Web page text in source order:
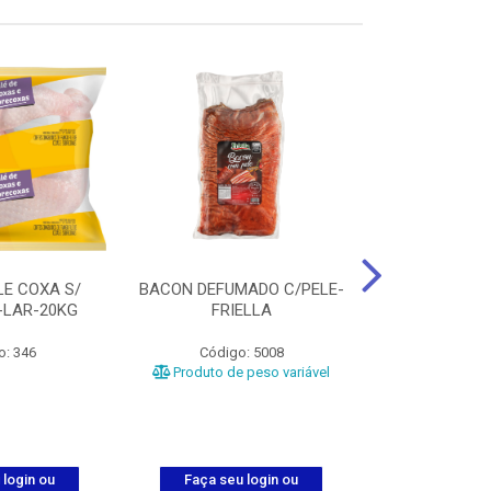
COXA S/
20KG
346
login ou
BACON DEFUMADO C/PELE-
FRIELLA
Código: 5008
Produto de peso variável
Faça seu login ou